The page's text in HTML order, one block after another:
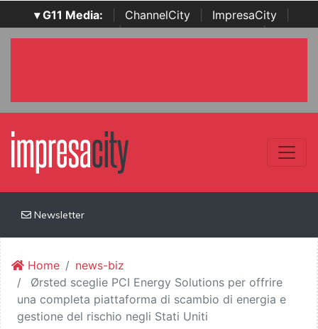
▾ G11 Media: ChannelCity ImpresaCity
SecurityOpenLab | Italian Channel Awards | Italian
Newsletter
Home
news-biz
Ørsted sceglie PCI Energy Solutions per offrire
una completa piattaforma di scambio di energia e
gestione del rischio negli Stati Uniti